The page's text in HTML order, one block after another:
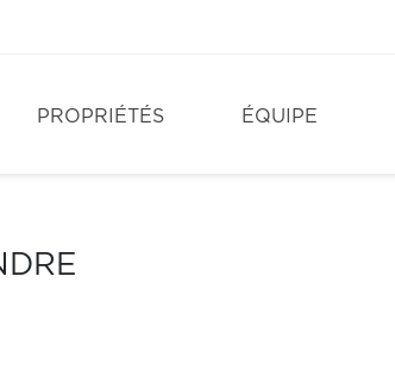
PROPRIÉTÉS ÉQUIPE